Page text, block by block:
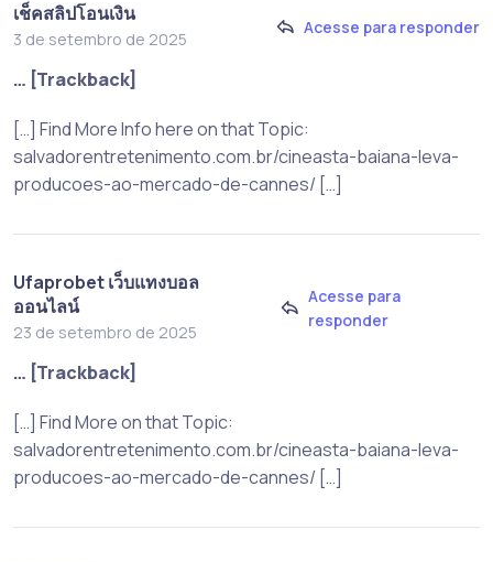
เช็คสลิปโอนเงิน
3 de setembro de 2025
Acesse para responder
… [Trackback]
[…] Find More Info here on that Topic:
salvadorentretenimento.com.br/cineasta-baiana-leva-
producoes-ao-mercado-de-cannes/ […]
Ufaprobet เว็บแทงบอล
ออนไลน์
23 de setembro de 2025
Acesse para
responder
… [Trackback]
[…] Find More on that Topic:
salvadorentretenimento.com.br/cineasta-baiana-leva-
producoes-ao-mercado-de-cannes/ […]